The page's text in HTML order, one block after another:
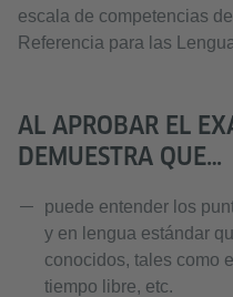
escala de competencias
Referencia para las
AL APROBAR EL
DEMUESTRA QUE…
puede entender los
y en lengua estándar
conocidos, tales como
tiempo libre, etc.